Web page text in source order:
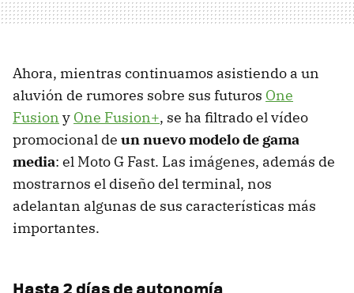
Ahora, mientras continuamos asistiendo a un
aluvión de rumores sobre sus futuros One
Fusion y One Fusion+, se ha filtrado el vídeo
promocional de un nuevo modelo de gama
media: el Moto G Fast. Las imágenes, además de
mostrarnos el diseño del terminal, nos
adelantan algunas de sus características más
importantes.
Hasta 2 días de autonomía